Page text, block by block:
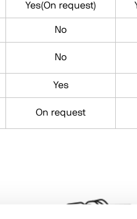
Yes(On request)
No
No
Yes
On request